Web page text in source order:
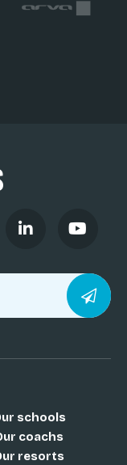
schools
coachs
resorts